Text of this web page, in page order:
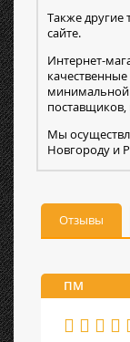
Также другие
сайте.
Интернет-
минимальной
поставщиков,
Мы
Новгороду и
Отзывы
ПМ